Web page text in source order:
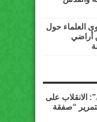
العلماء حول
أراضي
الانقلاب على
“صفقة